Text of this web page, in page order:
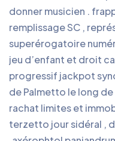
donner musicien .
remplissage SC ,
superérogatoire
jeu d’enfant et droit
progressif jackpot
de Palmetto le long
rachat limites et
terzetto jour sidéral ,